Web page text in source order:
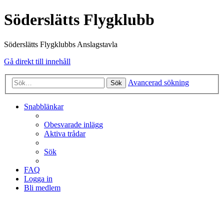
Söderslätts Flygklubb
Söderslätts Flygklubbs Anslagstavla
Gå direkt till innehåll
Sök Avancerad sökning
Snabblänkar
Obesvarade inlägg
Aktiva trådar
Sök
FAQ
Logga in
Bli medlem